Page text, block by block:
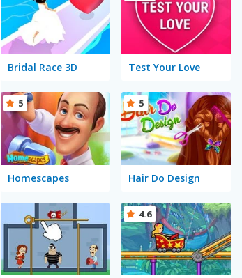
Bridal Race 3D Test Your Love
Homescapes
5
Hair Do Design
5
4.6